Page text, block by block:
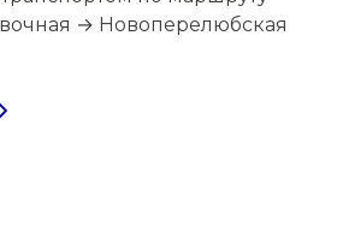
→ Новоперелюбская